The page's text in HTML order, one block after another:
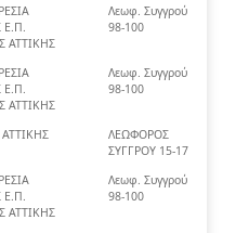
Ε.Π.
ΑΤΤΙΚΗΣ
Λεωφ. Συγγρού
98-100
Ε.Π.
ΑΤΤΙΚΗΣ
Λεωφ. Συγγρού
98-100
ΛΕΩΦΟΡΟΣ
ΣΥΓΓΡΟΥ 15-17
Ε.Π.
ΑΤΤΙΚΗΣ
Λεωφ. Συγγρού
98-100